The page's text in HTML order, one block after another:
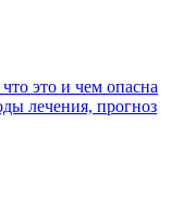
это и чем опасна
лечения, прогноз